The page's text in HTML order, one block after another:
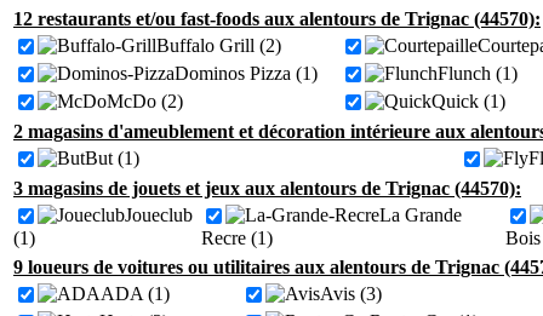
12 restaurants et/ou fast-foods aux alentours de Trignac (44570):
Buffalo Grill (2)
Dominos Pizza (1)
Flunch (1)
McDo (2)
Quick (1)
2 magasins d'ameublement et décoration intérieure aux
But (1)
3 magasins de jouets et jeux aux alentours de Trignac (44570):
Joueclub
(1)
La Grande
Recre (1)
9 loueurs de voitures ou utilitaires aux alentours de Trignac
ADA (1)
Avis (3)